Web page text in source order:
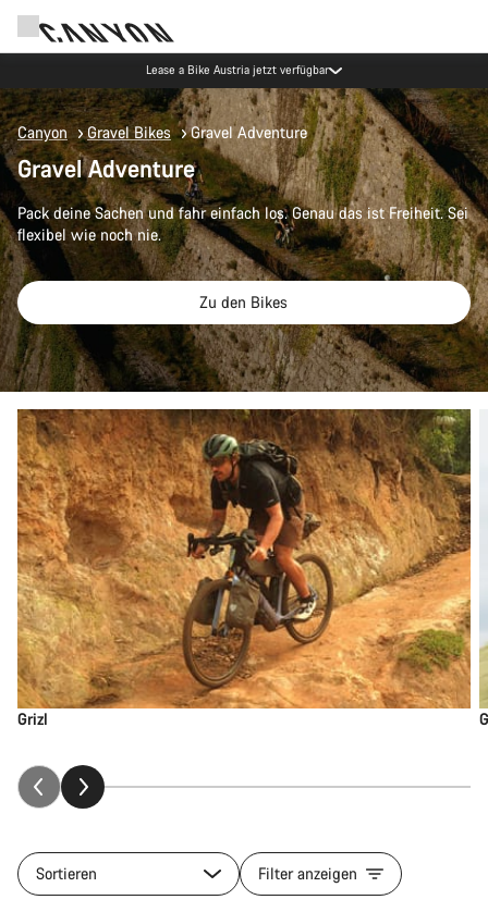
Lease a Bike Austria jetzt verfügbar
Canyon Gravel Bikes Gravel Adventure
Gravel Adventure
Pack deine Sachen und fahr einfach los. Genau das ist Freiheit. Sei
flexibel wie noch nie.
Zu den Bikes
Grizl
Sortieren Filter anzeigen